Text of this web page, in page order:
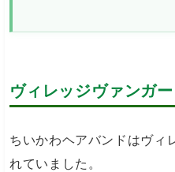
ヴィレッジヴァンガ
ちいかわヘアバンドはヴィ
れていました。